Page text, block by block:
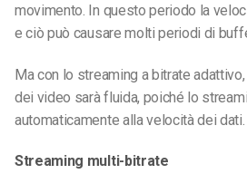
movimento. In questo periodo la
e ciò può causare molti periodi di
Ma con lo streaming a bitrate
dei video sarà fluida, poiché lo
automaticamente alla velocità dei dati.
Streaming multi-bitrate